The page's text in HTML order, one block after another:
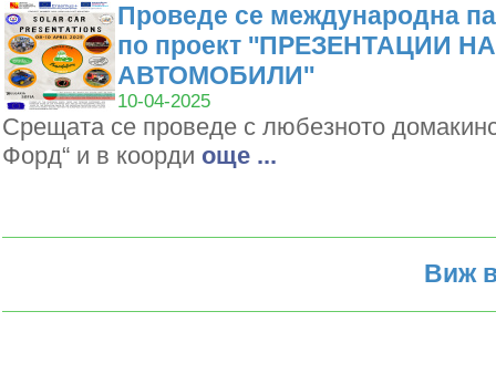
Проведе се международна
по проект ''ПРЕЗЕНТАЦИИ
АВТОМОБИЛИ''
10-04-2025
Срещата се проведе с любезното
Форд“ и в коорди oще ...
Виж